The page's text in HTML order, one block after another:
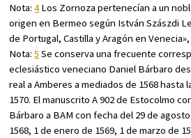
Nota:4Los Zornoza pertenecían a un
origen en Bermeo según István Szászdi
de Portugal, Castilla y Aragón en Venecia»,
Nota:5 Se conserva una frecuente
eclesiástico veneciano Daniel Bárbaro
real a Amberes a mediados de 1568 hasta
1570. El manuscrito A 902 de Estocolmo
Bárbaro a BAM con fecha del 29 de
1568, 1 de enero de 1569, 1 de marzo de